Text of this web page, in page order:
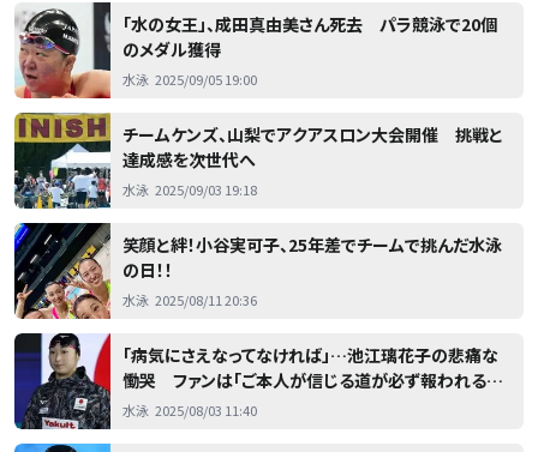
「水の女王」、成田真由美さん死去 パラ競泳で20個
のメダル獲得
水泳 2025/09/05 19:00
チームケンズ、山梨でアクアスロン大会開催 挑戦と
達成感を次世代へ
水泳 2025/09/03 19:18
笑顔と絆！小谷実可子、25年差でチームで挑んだ水泳
の日！！
水泳 2025/08/11 20:36
「病気にさえなってなければ」…池江璃花子の悲痛な
慟哭 ファンは「ご本人が信じる道が必ず報われる事
を祈っております」
水泳 2025/08/03 11:40